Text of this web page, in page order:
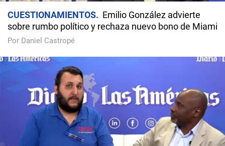
CUESTIONAMIENTOS
Emilio González advierte
sobre rumbo político y rechaza nuevo bono de Miami
Por Daniel Castropé